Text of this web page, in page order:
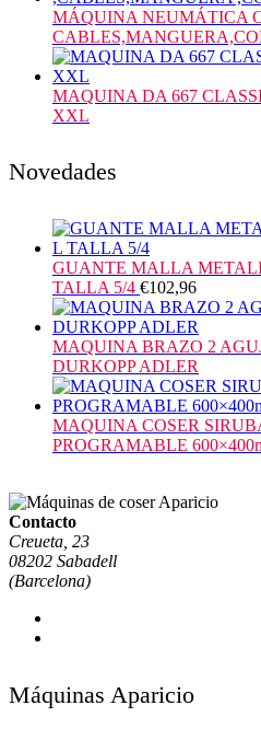
MÁQUINA NEUMÁTICA
MAQUINA DA 667
XXL
Novedades
GUANTE MALLA
TALLA 5/4 €102,96
MAQUINA BRAZO 2
DURKOPP ADLER
MAQUINA COSER
PROGRAMABLE
Contacto
Creueta, 23
08202 Sabadell
(Barcelona)
Máquinas Aparicio